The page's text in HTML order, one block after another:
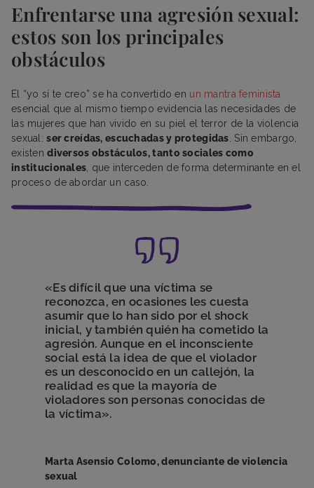
Enfrentarse una agresión sexual:
estos son los principales
obstáculos
El “yo sí te creo” se ha convertido en un mantra feminista
esencial que al mismo tiempo evidencia las necesidades de
las mujeres que han vivido en su piel el terror de la violencia
sexual:ser creídas, escuchadas y protegidas . Sin embargo,
existendiversos obstáculos, tanto sociales como
institucionales , que interceden de forma determinante en el
proceso de abordar un caso.
«Es difícil que una víctima se
reconozca, en ocasiones les cuesta
asumir que lo han sido por el shock
inicial, y también quién ha cometido la
agresión. Aunque en el inconsciente
social está la idea de que el violador
es un desconocido en un callejón, la
realidad es que la mayoría de
violadores son personas conocidas de
la víctima».
Marta Asensio Colomo, denunciante de violencia
sexual